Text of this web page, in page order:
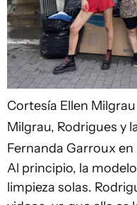
Cortesía Ellen Milgrau
Milgrau, Rodrigues y
Fernanda Garroux
Al principio, la
limpieza solas.